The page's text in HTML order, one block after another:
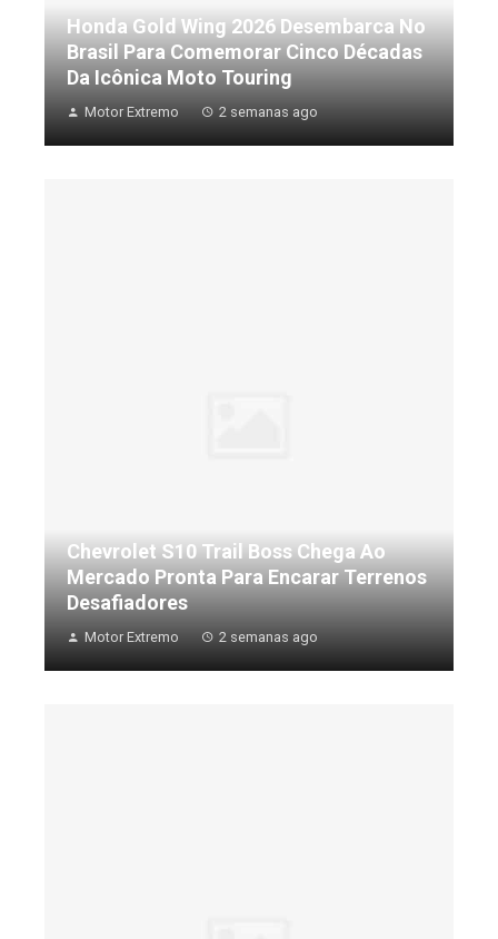
Honda Gold Wing 2026 Desembarca No
Brasil Para Comemorar Cinco Décadas
Da Icônica Moto Touring
Motor Extremo 2 semanas ago
Chevrolet S10 Trail Boss Chega Ao
Mercado Pronta Para Encarar Terrenos
Desafiadores
Motor Extremo 2 semanas ago